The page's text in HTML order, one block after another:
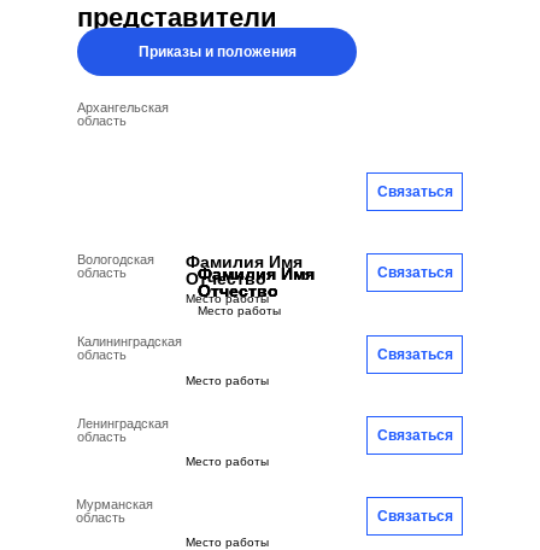
представители
Мурманская
область
Место работы
Связаться
Ленинградская
область
Место работы
Связаться
Калининградская
область
Место работы
Связаться
Архангельская
область
Связаться
Вологодская
область
Место работы
Фамилия Имя
Отчество
Связаться
Место работы
Фамилия Имя
Отчество
Фамилия Имя
Отчество
Фамилия Имя
Отчество
Фамилия Имя
Отчество
Приказы и положения